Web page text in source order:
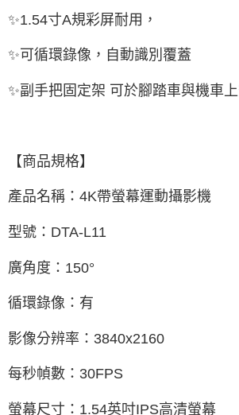
✨1.54寸A規彩屏耐用，
✨可循環錄像，自動識別覆蓋
✨副手把固定架 可於腳踏車與機車
【商品規格】
產品名稱：4K帶螢幕運動攝影機
型號：DTA-L11
廣角度：150°
循環錄像：有
影像分辨率：3840x2160
每秒幀數：30FPS
螢幕尺寸：1.54英吋IPS高清螢幕